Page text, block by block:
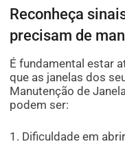
Reconheça
precisam de
É fundamental estar
que as janelas dos
Manutenção de
podem ser:
1. Dificuldade em